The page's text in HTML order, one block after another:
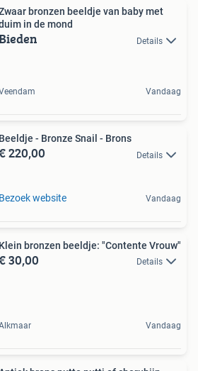
bronzen beeldje van baby met
in de mond
Details
Vandaag
Beeldje - Bronze Snail - Brons
220,00 Details
Bezoek website Vandaag
Klein bronzen beeldje: "Contente Vrouw"
30,00 Details
Vandaag